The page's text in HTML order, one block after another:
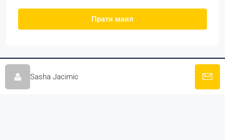
Прати маил
Sasha Jacimic